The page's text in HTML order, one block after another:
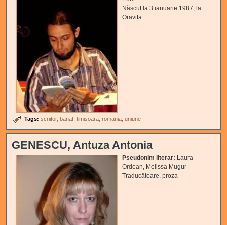
Născut la 3 ianuarie 1987, la
Oravița.
Tags:scriitor banat timisoara romania uniune
GENESCU, Antuza Antonia
Pseudonim literar: Laura
Ordean, Melissa Mugur
Traducătoare, proza